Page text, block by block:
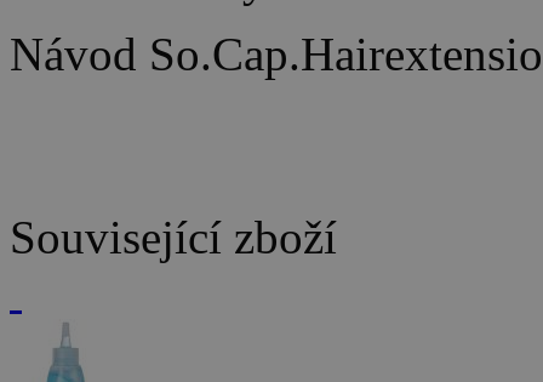
Návod
Související zboží